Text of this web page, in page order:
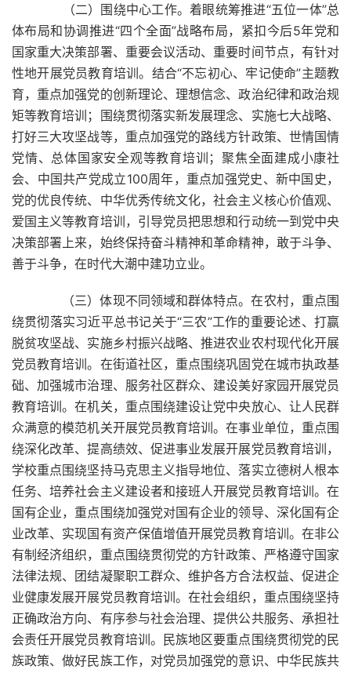
（二）围绕中心工作。着眼统筹推进“五位一体”总
体布局和协调推进“四个全面”战略布局，紧扣今后5年党和
国家重大决策部署、重要会议活动、重要时间节点，有针对
性地开展党员教育培训。结合“不忘初心、牢记使命”主题教
育，重点加强党的创新理论、理想信念、政治纪律和政治规
矩等教育培训；围绕贯彻落实新发展理念、实施七大战略、
打好三大攻坚战等，重点加强党的路线方针政策、世情国情
党情、总体国家安全观等教育培训；聚焦全面建成小康社
会、中国共产党成立100周年，重点加强党史、新中国史，
党的优良传统、中华优秀传统文化，社会主义核心价值观、
爱国主义等教育培训，引导党员把思想和行动统一到党中央
决策部署上来，始终保持奋斗精神和革命精神，敢于斗争、
善于斗争，在时代大潮中建功立业。
（三）体现不同领域和群体特点。在农村，重点围
绕贯彻落实习近平总书记关于“三农”工作的重要论述、打赢
脱贫攻坚战、实施乡村振兴战略、推进农业农村现代化开展
党员教育培训。在街道社区，重点围绕巩固党在城市执政基
础、加强城市治理、服务社区群众、建设美好家园开展党员
教育培训。在机关，重点围绕建设让党中央放心、让人民群
众满意的模范机关开展党员教育培训。在事业单位，重点围
绕深化改革、提高绩效、促进事业发展开展党员教育培训，
学校重点围绕坚持马克思主义指导地位、落实立德树人根本
任务、培养社会主义建设者和接班人开展党员教育培训。在
国有企业，重点围绕加强党对国有企业的领导、深化国有企
业改革、实现国有资产保值增值开展党员教育培训。在非公
有制经济组织，重点围绕贯彻党的方针政策、严格遵守国家
法律法规、团结凝聚职工群众、维护各方合法权益、促进企
业健康发展开展党员教育培训。在社会组织，重点围绕坚持
正确政治方向、有序参与社会治理、提供公共服务、承担社
会责任开展党员教育培训。民族地区要重点围绕贯彻党的民
族政策、做好民族工作，对党员加强党的意识、中华民族共